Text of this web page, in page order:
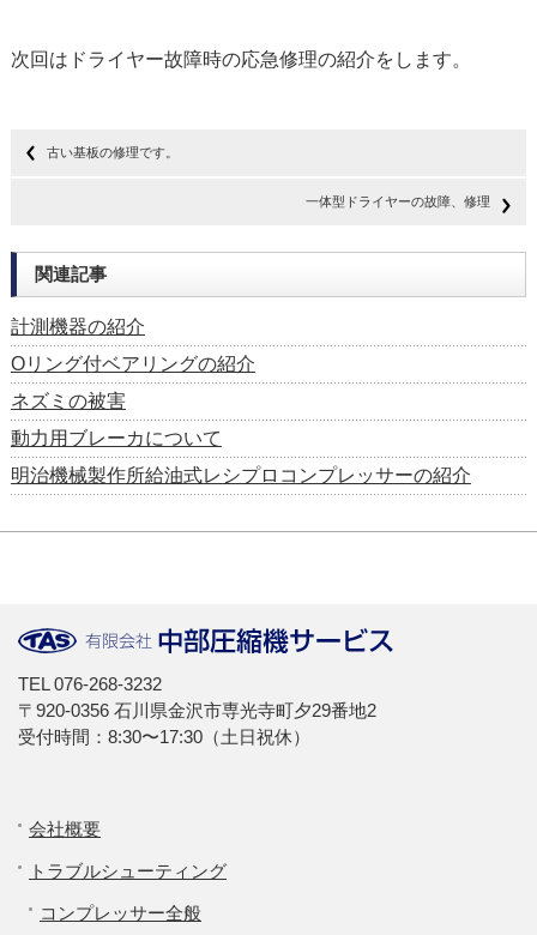
次回はドライヤー故障時の応急修理の紹介をします。
古い基板の修理です。
一体型ドライヤーの故障、修理
関連記事
計測機器の紹介
Oリング付ベアリングの紹介
ネズミの被害
動力用ブレーカについて
明治機械製作所給油式レシプロコンプレッサーの紹介
TEL 076-268-3232
〒920-0356 石川県金沢市専光寺町夕29番地2
受付時間：8:30〜17:30（土日祝休）
会社概要
トラブルシューティング
コンプレッサー全般